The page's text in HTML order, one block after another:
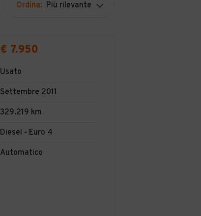
Ordina: Più rilevante
€ 7.950
Usato
Settembre 2011
329.219 km
Diesel - Euro 4
Automatico